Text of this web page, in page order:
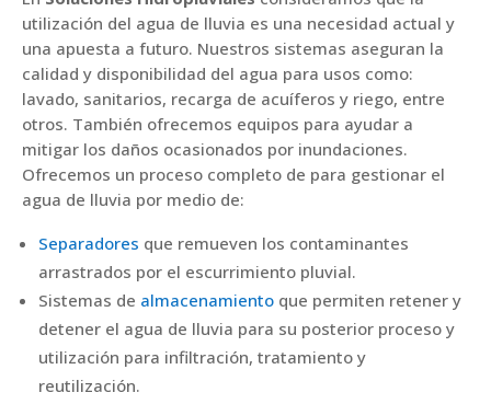
utilización del agua de lluvia es una necesidad actual y
una apuesta a futuro. Nuestros sistemas aseguran la
calidad y disponibilidad del agua para usos como:
lavado, sanitarios, recarga de acuíferos y riego, entre
otros. También ofrecemos equipos para ayudar a
mitigar los daños ocasionados por inundaciones.
Ofrecemos un proceso completo de para gestionar el
agua de lluvia por medio de:
Separadores que remueven los contaminantes
arrastrados por el escurrimiento pluvial.
Sistemas de almacenamiento que permiten retener y
detener el agua de lluvia para su posterior proceso y
utilización para infiltración, tratamiento y
reutilización.